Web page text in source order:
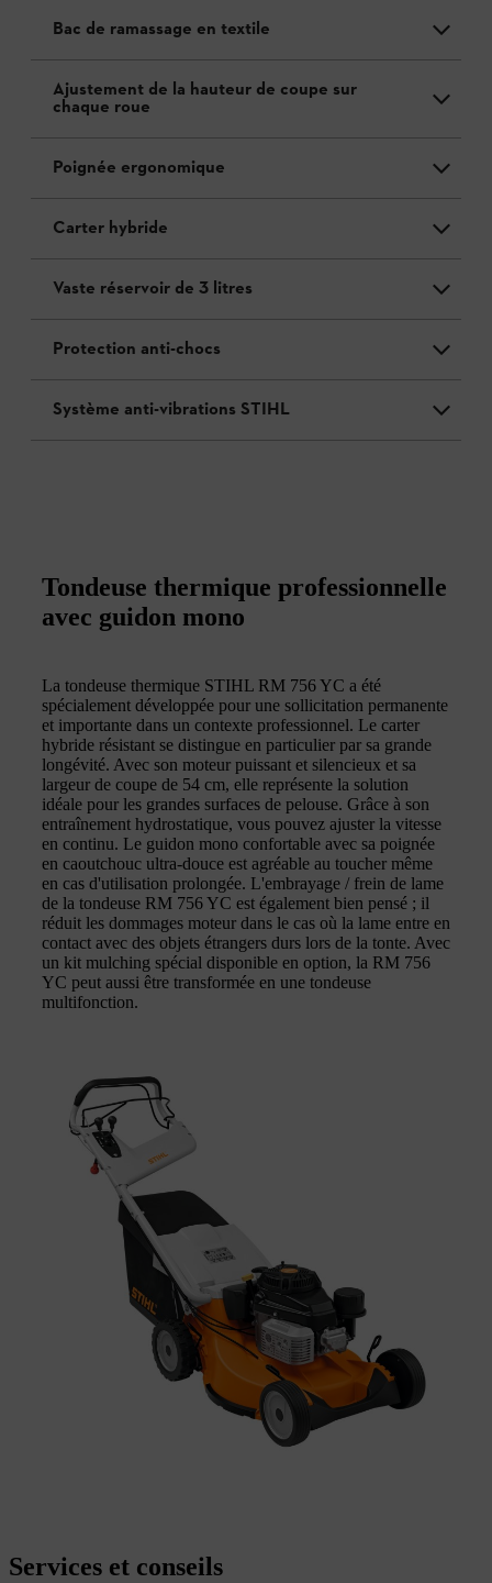
Bac de ramassage en textile
Ajustement de la hauteur de coupe sur
chaque roue
Poignée ergonomique
Carter hybride
Vaste réservoir de 3 litres
Protection anti-chocs
Système anti-vibrations STIHL
Tondeuse thermique professionnelle
avec guidon mono
La tondeuse thermique STIHL RM 756 YC a été
spécialement développée pour une sollicitation permanente
et importante dans un contexte professionnel. Le carter
hybride résistant se distingue en particulier par sa grande
longévité. Avec son moteur puissant et silencieux et sa
largeur de coupe de 54 cm, elle représente la solution
idéale pour les grandes surfaces de pelouse. Grâce à son
entraînement hydrostatique, vous pouvez ajuster la vitesse
en continu. Le guidon mono confortable avec sa poignée
en caoutchouc ultra-douce est agréable au toucher même
en cas d'utilisation prolongée. L'embrayage / frein de lame
de la tondeuse RM 756 YC est également bien pensé ; il
réduit les dommages moteur dans le cas où la lame entre en
contact avec des objets étrangers durs lors de la tonte. Avec
un kit mulching spécial disponible en option, la RM 756
YC peut aussi être transformée en une tondeuse
multifonction.
Services et conseils